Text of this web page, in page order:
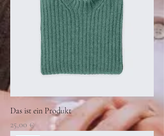
Das ist ein Produkt
Preis
25,00 €